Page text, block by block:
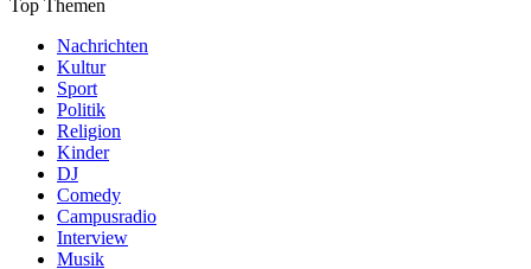
Top Themen
Nachrichten
Kultur
Sport
Politik
Religion
Kinder
DJ
Comedy
Campusradio
Interview
Musik